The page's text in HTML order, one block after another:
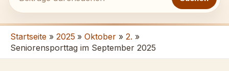
Startseite 2025 Oktober
2.
Seniorensporttag im September 2025